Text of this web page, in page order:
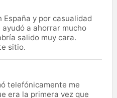
España y por casualidad
a ahorrar mucho
salido muy cara.
sitio.
telefónicamente me
era la primera vez que